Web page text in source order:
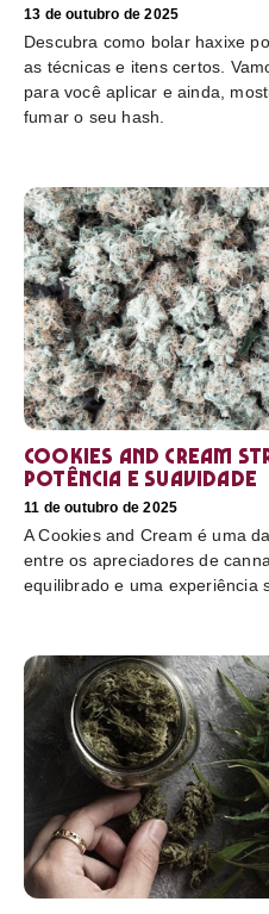
13 de outubro de 2025
Descubra como bolar haxixe
as técnicas e itens certos.
para você aplicar e ainda,
fumar o seu hash.
Cookies and Cream
potência e suavidade
11 de outubro de 2025
A Cookies and Cream é uma
entre os apreciadores de
equilibrado e uma experiência